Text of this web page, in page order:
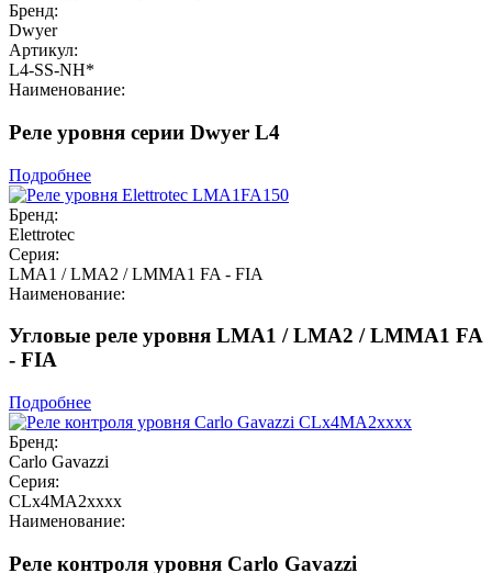
Бренд:
Dwyer
Артикул:
L4-SS-NH*
Наименование:
Реле уровня серии Dwyer L4
Подробнее
Бренд:
Elettrotec
Серия:
LMA1 / LMA2 / LMMA1 FA - FIA
Наименование:
Угловые реле уровня LMA1 / LMA2 / LMMA1 FA
- FIA
Подробнее
Бренд:
Carlo Gavazzi
Серия:
CLx4MA2xxxx
Наименование:
Реле контроля уровня Carlo Gavazzi